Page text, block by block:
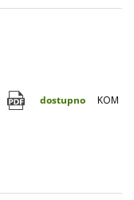
dostupno KOM